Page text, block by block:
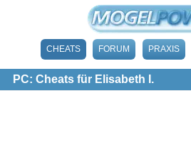
CHEATS FORUM PRAXIS
PC: Cheats für Elisabeth I.